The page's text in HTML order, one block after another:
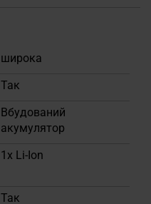
широка
Так
Вбудований
акумулятор
1x Li-Ion
Так